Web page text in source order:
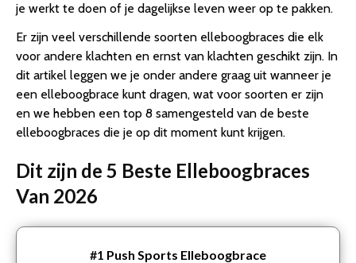
je werkt te doen of je dagelijkse leven weer op te pakken.
Er zijn veel verschillende soorten elleboogbraces die elk
voor andere klachten en ernst van klachten geschikt zijn. In
dit artikel leggen we je onder andere graag uit wanneer je
een elleboogbrace kunt dragen, wat voor soorten er zijn
en we hebben een top 8 samengesteld van de beste
elleboogbraces die je op dit moment kunt krijgen.
Dit zijn de 5 Beste Elleboogbraces
Van 2026
#1 Push Sports Elleboogbrace